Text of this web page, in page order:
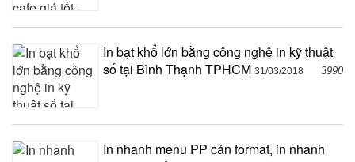
In bạt khổ lớn bằng công nghệ in kỹ thuật
số tại Bình Thạnh TPHCM 31/03/2018 3990
In nhanh menu PP cán format, in nhanh